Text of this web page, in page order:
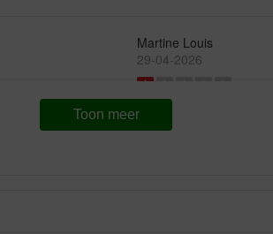
Martine Louis
29-04-2026
La corde l'attache de
Toon meer